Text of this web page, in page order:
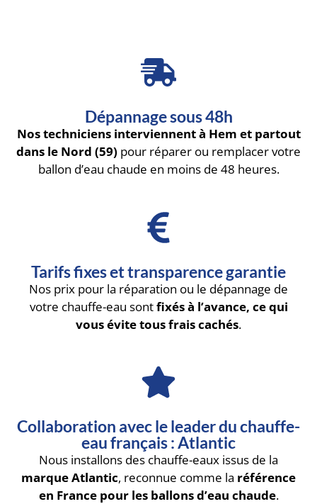
Dépannage sous 48h
Nos techniciens interviennent à Hem et partout
dans le Nord (59) pour réparer ou remplacer votre
ballon d’eau chaude en moins de 48 heures.
Tarifs fixes et transparence garantie
Nos prix pour la réparation ou le dépannage de
votre chauffe-eau sontfixés à l’avance, ce qui
vous évite tous frais cachés.
Collaboration avec le leader du chauffe-
eau français : Atlantic
Nous installons des chauffe-eaux issus de la
marque Atlantic, reconnue comme la référence
en France pour les ballons d’eau chaude.